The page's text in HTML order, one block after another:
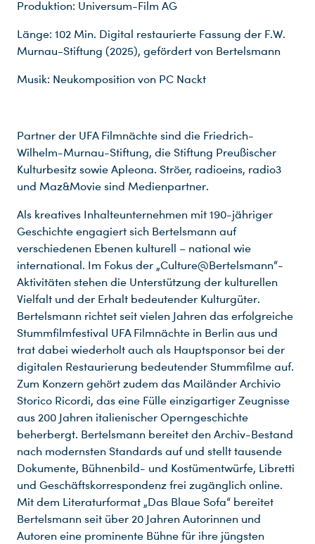
Produktion: Universum-Film AG
Länge: 102 Min. Digital restaurierte Fassung der F.W.
Murnau-Stiftung (2025), gefördert von Bertelsmann
Musik: Neukomposition von PC Nackt
Partner der UFA Filmnächte sind die Friedrich-
Wilhelm-Murnau-Stiftung, die Stiftung Preußischer
Kulturbesitz sowie Apleona. Ströer, radioeins, radio3
und Maz&Movie sind Medienpartner.
Als kreatives Inhalteunternehmen mit 190-jähriger
Geschichte engagiert sich Bertelsmann auf
verschiedenen Ebenen kulturell – national wie
international. Im Fokus der „Culture@Bertelsmann“-
Aktivitäten stehen die Unterstützung der kulturellen
Vielfalt und der Erhalt bedeutender Kulturgüter.
Bertelsmann richtet seit vielen Jahren das erfolgreiche
Stummfilmfestival UFA Filmnächte in Berlin aus und
trat dabei wiederholt auch als Hauptsponsor bei der
digitalen Restaurierung bedeutender Stummfilme auf.
Zum Konzern gehört zudem das Mailänder Archivio
Storico Ricordi, das eine Fülle einzigartiger Zeugnisse
aus 200 Jahren italienischer Operngeschichte
beherbergt. Bertelsmann bereitet den Archiv-Bestand
nach modernsten Standards auf und stellt tausende
Dokumente, Bühnenbild- und Kostümentwürfe, Libretti
und Geschäftskorrespondenz frei zugänglich online.
Mit dem Literaturformat „Das Blaue Sofa“ bereitet
Bertelsmann seit über 20 Jahren Autorinnen und
Autoren eine prominente Bühne für ihre jüngsten